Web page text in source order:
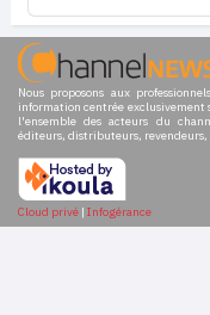
Nous proposons aux
information centrée exclusivement
l'ensemble des acteurs du
éditeurs, distributeurs, revendeurs,
Cloud privé | Infogérance